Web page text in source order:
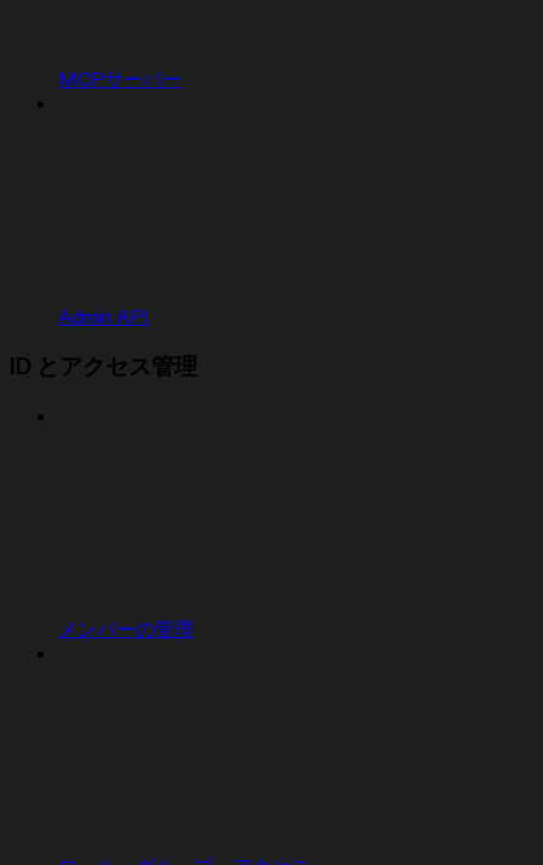
MCPサーバー
Admin API
ID とアクセス管理
メンバーの管理